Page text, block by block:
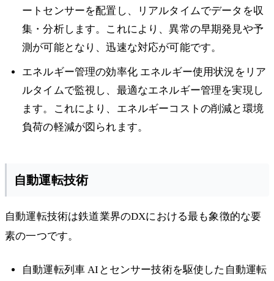
ートセンサーを配置し、リアルタイムでデータを収
集・分析します。これにより、異常の早期発見や予
測が可能となり、迅速な対応が可能です。
エネルギー管理の効率化 エネルギー使用状況をリア
ルタイムで監視し、最適なエネルギー管理を実現し
ます。これにより、エネルギーコストの削減と環境
負荷の軽減が図られます。
自動運転技術
自動運転技術は鉄道業界のDXにおける最も象徴的な要
素の一つです。
自動運転列車 AIとセンサー技術を駆使した自動運転